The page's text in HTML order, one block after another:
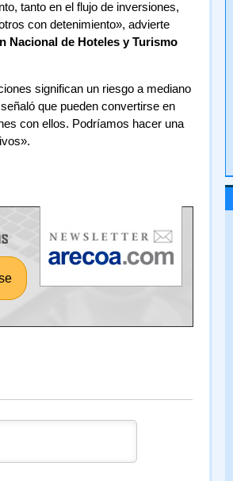
tanto en el flujo de inversiones,
con detenimiento», advierte
Nacional de Hoteles y Turismo
significan un riesgo a mediano
que pueden convertirse en
con ellos. Podríamos hacer una